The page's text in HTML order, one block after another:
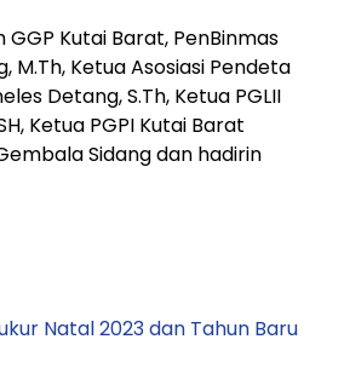
Kutai Barat, PenBinmas
M.Th, Ketua Asosiasi Pendeta
Detang, S.Th, Ketua PGLII
Ketua PGPI Kutai Barat
Sidang dan hadirin
Natal 2023 dan Tahun Baru